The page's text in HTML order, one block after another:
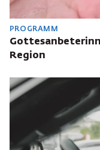
PROGRAMM
Region